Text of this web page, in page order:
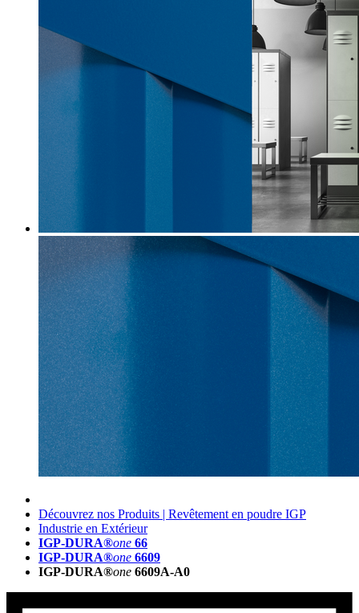
Découvrez nos Produits | Revêtement en poudre IGP
Industrie en Extérieur
IGP-DURA®one 66
IGP-DURA®one 6609
IGP-DURA®one 6609A-A0